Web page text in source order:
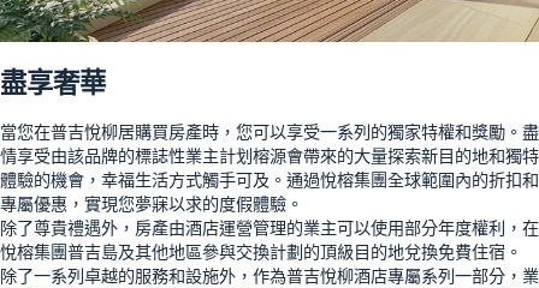
盡享奢華
當您在普吉悅柳居購買房產時，您可以享受一系列的獨家特權和獎勵。盡
情享受由該品牌的標誌性業主計划榕源會帶來的大量探索新目的地和獨特
體驗的機會，幸福生活方式觸手可及。通過悅榕集團全球範圍內的折扣和
專屬優惠，實現您夢寐以求的度假體驗。
除了尊貴禮遇外，房產由酒店運營管理的業主可以使用部分年度權利，在
悅榕集團普吉島及其他地區參與交換計劃的頂級目的地兌換免費住宿。
除了一系列卓越的服務和設施外，作為普吉悅柳酒店專屬系列一部分，業